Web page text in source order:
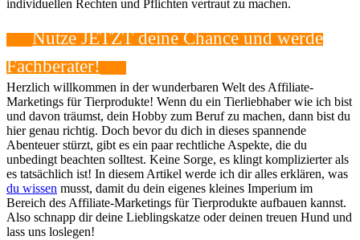
individuellen Rechten und Pflichten vertraut zu machen.
Nutze JETZT deine Chance ‌und werde
⁢Fachberater!
Herzlich‌ willkommen in‌ der wunderbaren Welt des Affiliate-
Marketings für Tierprodukte! Wenn du ein Tierliebhaber wie ​ich bist
und davon ⁣träumst, dein Hobby zum Beruf zu machen, dann ⁣bist du
hier genau richtig.⁣ Doch bevor du⁤ dich​ in dieses ⁢spannende
Abenteuer stürzt,⁢ gibt ⁤es ein paar rechtliche Aspekte, die du
unbedingt beachten solltest. ‍Keine Sorge, es klingt komplizierter ⁢als
es tatsächlich ist! ‍In diesem Artikel ⁤werde ich dir alles‌ erklären,⁤ was
du wissen musst,‌ damit du dein eigenes kleines ⁢Imperium im
Bereich des Affiliate-Marketings für Tierprodukte aufbauen⁤ kannst.
⁢Also schnapp‌ dir ​deine Lieblingskatze oder⁣ deinen treuen Hund und
​lass uns loslegen!